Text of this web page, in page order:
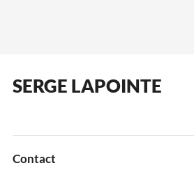
SERGE LAPOINTE
Contact